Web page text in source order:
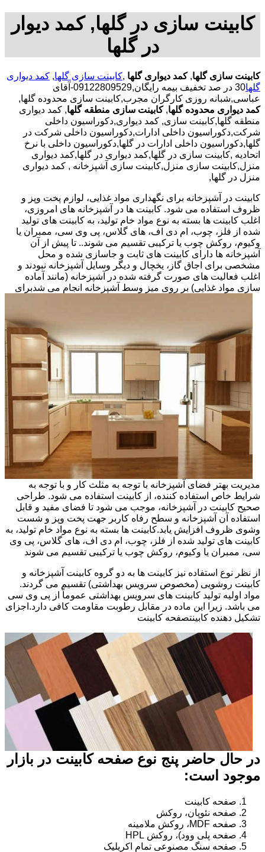
کابینت سازی در گلها, کمد دیوار
در گلها
کابینت سازی گلها,کمد دیواری گلها ,کابینت سازی گلها, کمد دیواری
گلها
30 در صد تخفیف بیمه رایگان,09122809529-آقای
عباسی,شبانه روزی کارگران مجرب,کابینت سازی محدوده گلها,
کمد دیواری محدوده گلها, کابینت سازی منطقه گلها, کمد دیواری
منطقه گلها,کابینت سازی, کمد دیواری,دکوراسیون داخلی
شرکت,دکوراسیون داخلی ادارات,دکوراسیون داخلی شرکت در
گلها,دکوراسیون داخلی ادارات در گلها,دکوراسیون داخلی با نرخ
اتحادیه ,کابینت سازی در گلها,کمد دیواری در گلها,کمد دیواری
منزل,کابینت سازی منزل,کابینت سازی آشپزخانه , کمد دیواری
منزل در گلها,
کابینت در آشپزخانه برای نگهداری مواد غذایی، لوازم پخت وپز و
ظروف استفاده می شود. کابینت ها در آشپزخانه های امروزی،
اغلب کابینت ها بسته به نوع مواد خام تولید، به کابینت های تولید
شده از فلز، چوب، ام دی اف، های گلاس، پی وی سی، ممبران یا
وکیوم، روکش چوب یا ترکیبی تقسیم می شوند.. تا پیش از آن
آشپزخانه ها دارای کابینت های ثابت و جاسازی شده و محل
مشخصی برای اجاق گاز، یخچال و دیگر وسایل آشپزخانه نبودند و
اغلب فعالیت های صورت گرفته شده در آشپزخانه (مانند آماده
سازی مواد غذایی) بر روی میز وسط آشپزخانه انجام می شدبرای
مدیریت بهتر فضای آشپزخانه با توجه به مثلث کار و با توجه به
شرایط خاص استفاده کننده، از کابینت استفاده می شود. طراحی
صحیح کابینت در آشپزخانه، موجب می شود تا فضای مفید و قابل
استفاده آن آشپزخانه و سطح رفاه کاربر جهت پخت وپز و شست
وشوی ظروف افزایش یابد.کابینت ها بسته به نوع مواد خام تولید، به
کابینت های تولید شده از فلز، چوب، ام دی اف، های گلاس، پی وی
سی، ممبران یا وکیوم، روکش چوب یا ترکیبی تقسیم می شوند
از نظر نوع استفاده نیز کابینت ها به دو گروه کابینت آشپزخانه و
کابینت روشویی (مخصوص سرویس بهداشتی) تقسیم می گردند.
مواد اولیه تولید کابینت های سرویس بهداشتی عموماً از پی وی سی
می باشد. زیرا این ماده در مقابل رطوبت مقاومت کافی دارد.اجزای
تشکیل دهنده کابینتصفحه کابینت
در حال حاضر پنج نوع صفحه کابینت در بازار
موجود است:
صفحه کابینت
صفحه نئوپان، روکش
صفحه MDF، روکش ملامینه
صفحه پلی وود)، روکش HPL
صفحه سنگ مصنوعی تمام اکریلیک